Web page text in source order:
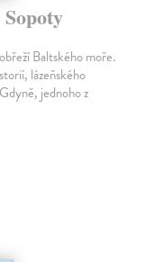
Baltského moře.
lázeňského
jednoho z